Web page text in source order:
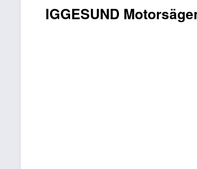
IGGESUND